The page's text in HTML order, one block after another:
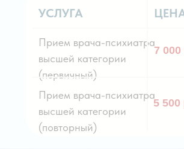
УСЛУГА
Прием врача-психиатра
высшей категории
(первичный)
7
5 500
Прием врача-психиатра
высшей категории
(повторный)